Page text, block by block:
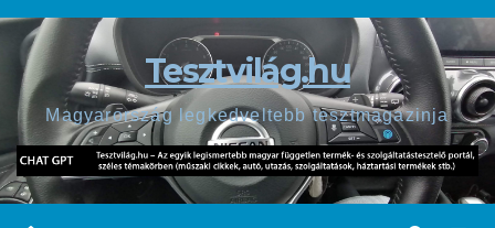
Skip
content
Tesztvilág.hu
Magyarország legkedveltebb tesztmagazinja